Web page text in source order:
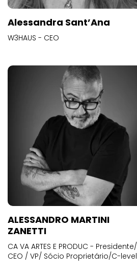
Alessandra Sant’Ana
W3HAUS - CEO
ALESSANDRO MARTINI
ZANETTI
CA VA ARTES E PRODUC - Presidente/
CEO / VP/ Sócio Proprietário/C-level